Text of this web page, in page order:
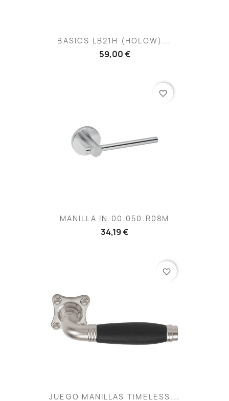
BASICS LB21H (HOLOW)...
59,00 €
MANILLA IN.00.050.R08M
34,19 €
favorite_border
JUEGO MANILLAS TIMELESS...
favorite_border